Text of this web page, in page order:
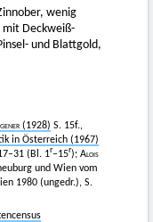
wenig
mit Deckweiß-
und Blattgold,
(1928) S. 15f.,
in Österreich (1967)
(Bl. 1r–15r); Alois
und Wien vom
1980 (ungedr.), S.